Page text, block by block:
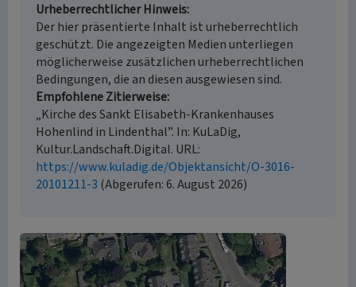
Urheberrechtlicher Hinweis
Der hier präsentierte Inhalt ist urheberrechtlich
geschützt. Die angezeigten Medien unterliegen
möglicherweise zusätzlichen urheberrechtlichen
Bedingungen, die an diesen ausgewiesen sind.
Empfohlene Zitierweise
„Kirche des Sankt Elisabeth-Krankenhauses
Hohenlind in Lindenthal”. In: KuLaDig,
Kultur.Landschaft.Digital. URL:
https://www.kuladig.de/Objektansicht/O-3016-
20101211-3 (Abgerufen: 6. August 2026)